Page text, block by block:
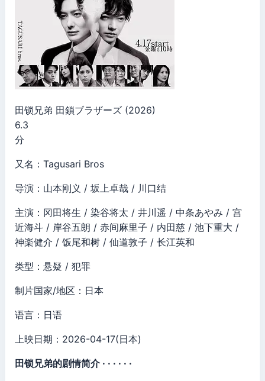
田锁兄弟 田鎖ブラザーズ (2026)
6.3
分
又名：Tagusari Bros
导演：山本刚义 / 坂上卓哉 / 川口结
主演：冈田将生 / 染谷将太 / 井川遥 / 中条あやみ / 宫
近海斗 / 岸谷五朗 / 赤间麻里子 / 内田慈 / 池下重大 /
神楽健介 / 饭尾和树 / 仙道敦子 / 长江英和
类型：悬疑 / 犯罪
制片国家/地区：日本
语言：日语
上映日期：2026-04-17(日本)
田锁兄弟的剧情简介 · · · · · ·